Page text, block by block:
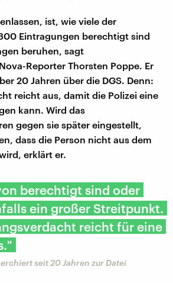
ist, wie viele der
Eintragungen berechtigt sind
beruhen, sagt
Reporter Thorsten Poppe. Er
20 Jahren über die DGS. Denn:
reicht aus, damit die Polizei eine
kann. Wird das
gegen sie später eingestellt,
dass die Person nicht aus dem
erklärt er.
berechtigt sind oder
ein großer Streitpunkt.
reicht für eine
seit 20 Jahren zur Datei